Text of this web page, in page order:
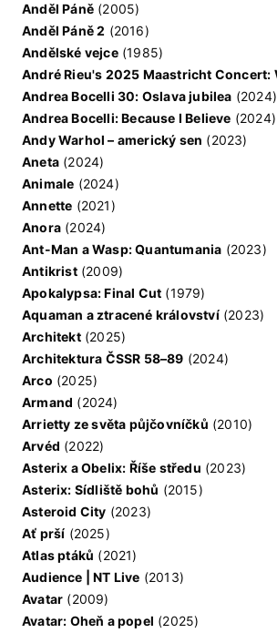
Anděl Páně (2005)
Anděl Páně 2 (2016)
Andělské vejce(1985)
Andrea Bocelli 30: Oslava jubilea (2024)
Andrea Bocelli: Because I Believe (2024)
Andy Warhol – americký sen (2023)
Aneta (2024)
Animale (2024)
Annette (2021)
Anora (2024)
Ant-Man a Wasp: Quantumania (2023)
Antikrist(2009)
Apokalypsa: Final Cut (1979)
Aquaman a ztracené království(2023)
Architekt(2025)
Architektura ČSSR 58–89 (2024)
Arco (2025)
Armand (2024)
Arrietty ze světa půjčovníčků (2010)
Arvéd (2022)
Asterix a Obelix: Říše středu (2023)
Asterix: Sídliště bohů (2015)
Asteroid City (2023)
Ať prší (2025)
Atlas ptáků (2021)
Audience | NT Live (2013)
Avatar (2009)
Avatar: Oheň a popel (2025)